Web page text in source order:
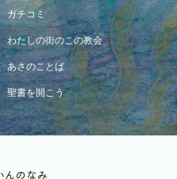
ガチコミ
わたしの街のこの教会
あさのことば
聖書を開こう